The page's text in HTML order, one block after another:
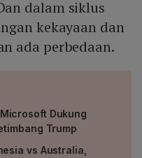
dalam siklus
kekayaan dan
ada perbedaan.
Dukung
Trump
vs Australia,